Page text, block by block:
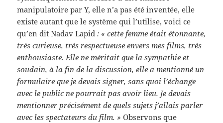
manipulatoire par Y, elle n’a pas été inventée, elle
existe autant que le système qui l’utilise, voici ce
qu’en dit Nadav Lapid: « cette femme était étonnante,
très curieuse, très respectueuse envers mes films, très
enthousiaste. Elle ne méritait que la sympathie et
soudain, à la fin de la discussion, elle a mentionné un
formulaire que je devais signer, sans quoi l’échange
avec le public ne pourrait pas avoir lieu. Je devais
mentionner précisément de quels sujets j’allais parler
avec les spectateurs du film. »Observons que